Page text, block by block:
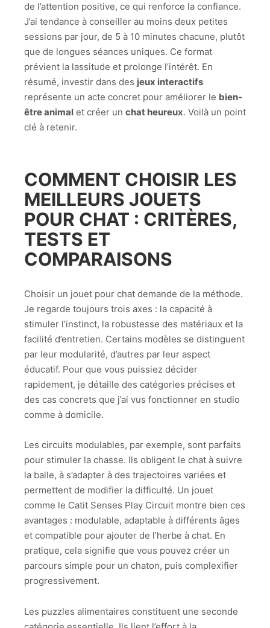
de l’attention positive, ce qui renforce la confiance.
J’ai tendance à conseiller au moins deux petites
sessions par jour, de 5 à 10 minutes chacune, plutôt
que de longues séances uniques. Ce format
prévient la lassitude et prolonge l’intérêt. En
résumé, investir dans des jeux interactifs
représente un acte concret pour améliorer le bien-
être animal et créer un chat heureux. Voilà un point
clé à retenir.
COMMENT CHOISIR LES
MEILLEURS JOUETS
POUR CHAT : CRITÈRES,
TESTS ET
COMPARAISONS
Choisir un jouet pour chat demande de la méthode.
Je regarde toujours trois axes : la capacité à
stimuler l’instinct, la robustesse des matériaux et la
facilité d’entretien. Certains modèles se distinguent
par leur modularité, d’autres par leur aspect
éducatif. Pour que vous puissiez décider
rapidement, je détaille des catégories précises et
des cas concrets que j’ai vus fonctionner en studio
comme à domicile.
Les circuits modulables, par exemple, sont parfaits
pour stimuler la chasse. Ils obligent le chat à suivre
la balle, à s’adapter à des trajectoires variées et
permettent de modifier la difficulté. Un jouet
comme le Catit Senses Play Circuit montre bien ces
avantages : modulable, adaptable à différents âges
et compatible pour ajouter de l’herbe à chat. En
pratique, cela signifie que vous pouvez créer un
parcours simple pour un chaton, puis complexifier
progressivement.
Les puzzles alimentaires constituent une seconde